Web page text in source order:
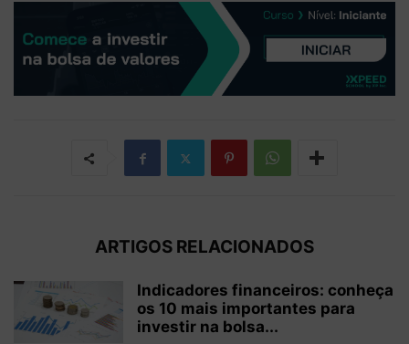
ARTIGOS RELACIONADOS
Indicadores financeiros: conheça
os 10 mais importantes para
investir na bolsa...